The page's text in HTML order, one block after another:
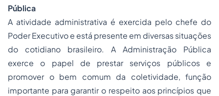
Pública
A atividade administrativa é exercida pelo chefe do
Poder Executivo e está presente em diversas situações
do cotidiano brasileiro. A Administração Pública
exerce o papel de prestar serviços públicos e
promover o bem comum da coletividade, função
importante para garantir o respeito aos princípios que